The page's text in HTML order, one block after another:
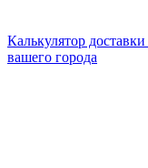
Калькулятор доставки
вашего города